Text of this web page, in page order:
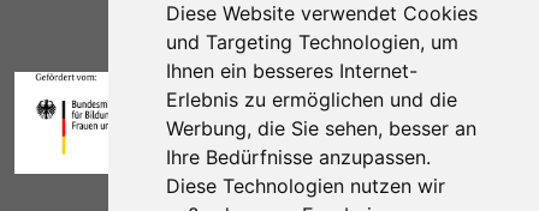
Diese Website verwendet Cookies
und Targeting Technologien, um
Ihnen ein besseres Internet-
Erlebnis zu ermöglichen und die
Werbung, die Sie sehen, besser an
Ihre Bedürfnisse anzupassen.
Diese Technologien nutzen wir